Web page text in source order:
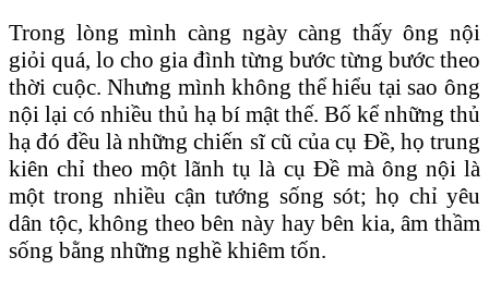
Trong lòng mình càng ngày càng thấy ông nội
giỏi quá, lo cho gia đình từng bước từng bước theo
thời cuộc. Nhưng mình không thể hiểu tại sao ông
nội lại có nhiều thủ hạ bí mật thế. Bố kể những thủ
hạ đó đều là những chiến sĩ cũ của cụ Đề, họ trung
kiên chỉ theo một lãnh tụ là cụ Đề mà ông nội là
một trong nhiều cận tướng sống sót; họ chỉ yêu
dân tộc, không theo bên này hay bên kia, âm thầm
sống bằng những nghề khiêm tốn.